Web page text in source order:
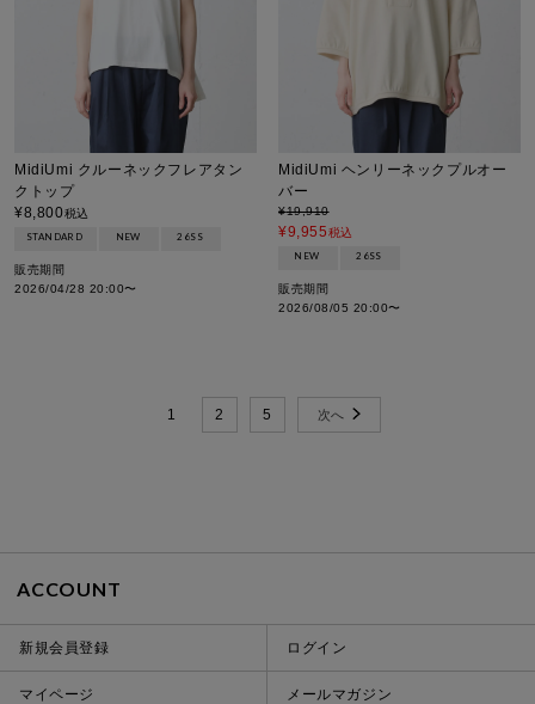
MidiUmi クルーネックフレアタン
クトップ
¥8,800税込
STANDARD NEW 26SS
販売期間
2026/04/28 20:00〜
MidiUmi ヘンリーネックプルオー
バー
¥19,910
¥9,955税込
NEW 26SS
販売期間
2026/08/05 20:00〜
1 2 5
ACCOUNT
新規会員登録 ログイン
マイページ メールマガジン